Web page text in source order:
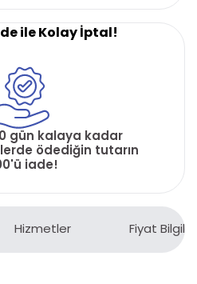
ile Kolay İptal!
gün kalaya kadar
ödediğin tutarın
iade!
Hizmetler Fiyat